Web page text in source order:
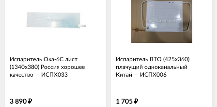
Испаритель Ока-6С лист
(1340х380) Россия хорошее
качество — ИСПХ033
3 890 ₽
Испаритель ВТО (425x360)
плачущий одноканальный
Китай — ИСПХ006
1 705 ₽